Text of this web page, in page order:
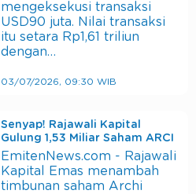
mengeksekusi transaksi
USD90 juta. Nilai transaksi
itu setara Rp1,61 triliun
dengan…
03/07/2026, 09:30 WIB
Senyap! Rajawali Kapital
Gulung 1,53 Miliar Saham ARCI
EmitenNews.com - Rajawali
Kapital Emas menambah
timbunan saham Archi